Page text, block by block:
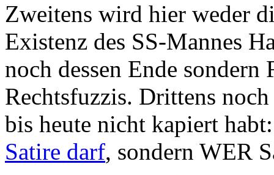
Zweitens wird hier weder
Existenz des SS-Mannes
noch dessen Ende
Rechtsfuzzis. Drittens
bis heute nicht kapiert
Satire darf, sondern WER